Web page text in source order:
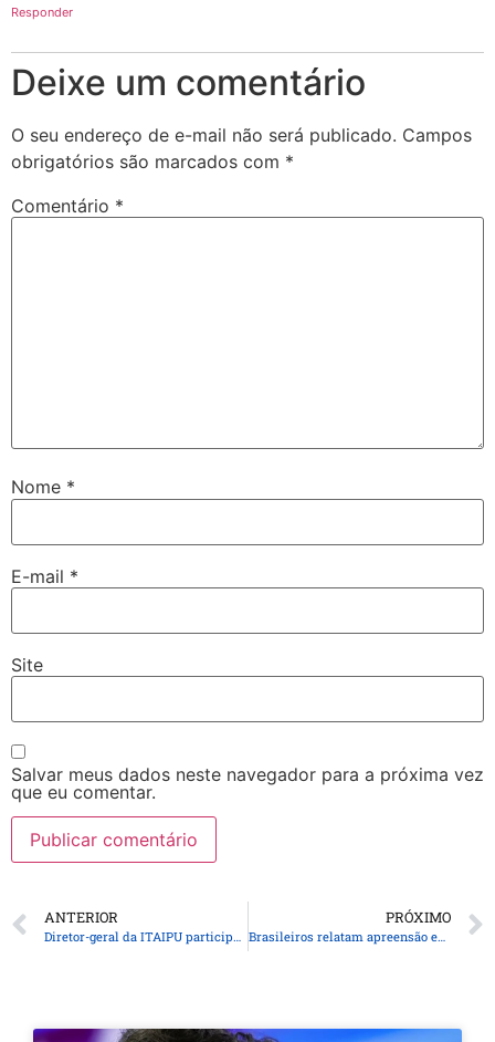
Responder
Deixe um comentário
O seu endereço de e-mail não será publicado. Campos
obrigatórios são marcados com *
Comentário *
Nome *
E-mail *
Site
Salvar meus dados neste navegador para a próxima vez
que eu comentar.
ANTERIOR
Diretor-geral da ITAIPU participa do lançamento de observatório de direitos humanos na UFPR
PRÓXIMO
Brasileiros relatam apreensão em zona de conflito